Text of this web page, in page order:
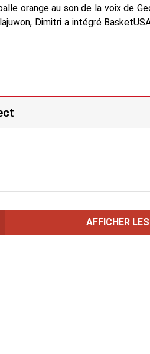
orange au son de la voix de
Dimitri a intégré
AFFICHER